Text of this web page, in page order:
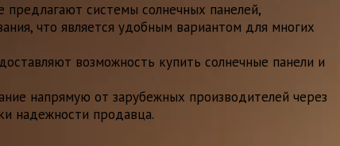
системы солнечных панелей,
что является удобным вариантом для многих
возможность купить солнечные панели и
напрямую от зарубежных производителей через
надежности продавца.